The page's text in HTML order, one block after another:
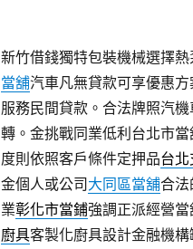
新竹借錢獨特包裝機械選擇熱
當舖汽車凡無貸款可享優惠
服務民間貸款。合法牌照汽
轉。金挑戰同業低利台北市當
度則依照客戶條件定押品台
金個人或公司大同區當舖合法
業彰化市當鋪強調正派經營
廚具客製化廚具設計金融機